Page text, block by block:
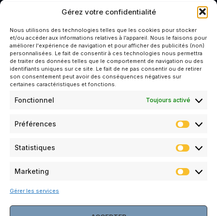
Gérez votre confidentialité
Nous utilisons des technologies telles que les cookies pour stocker
et/ou accéder aux informations relatives à l'appareil. Nous le faisons pour
améliorer l'expérience de navigation et pour afficher des publicités (non)
personnalisées. Le fait de consentir à ces technologies nous permettra
de traiter des données telles que le comportement de navigation ou des
identifiants uniques sur ce site. Le fait de ne pas consentir ou de retirer
son consentement peut avoir des conséquences négatives sur
certaines caractéristiques et fonctions.
Fonctionnel Toujours activé
Préférences
Statistiques
Marketing
Gérer les services
Une filiale de
KELIOS GROUP
CONTACT@PATRIARCA-
WORKS.COM
+33 4 86 11 03
74
Nos solutions
TRAVAUX
CONSTRUCTION
RÉHABILITATION